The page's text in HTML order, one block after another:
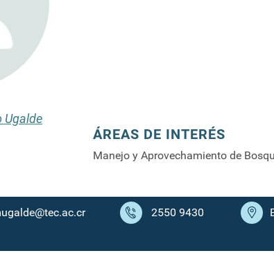
Ugalde
ÁREAS DE INTERÉS
Manejo y Aprovechamiento de
2550 9430